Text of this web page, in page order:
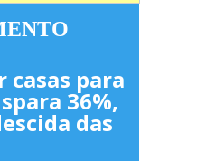
casas para
36%,
das